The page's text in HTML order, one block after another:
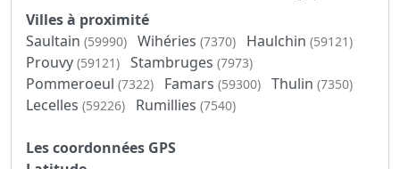
Villes à proximité
Saultain (59990) Wihéries (7370) Haulchin (59121)
Prouvy (59121) Stambruges (7973)
Pommeroeul (7322) Famars (59300) Thulin (7350)
Lecelles (59226) Rumillies (7540)
Les coordonnées GPS